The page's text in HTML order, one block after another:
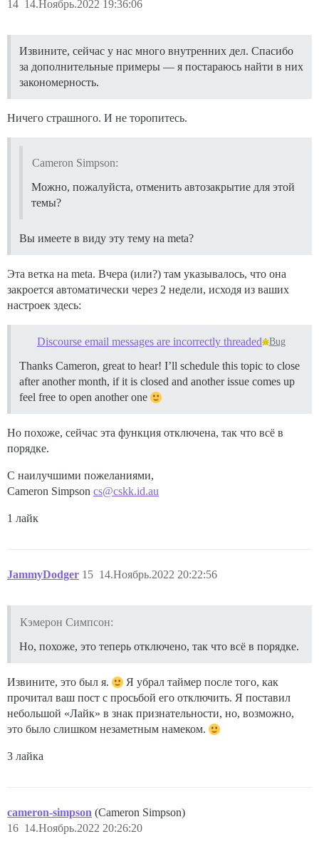
14.Ноябрь.2022 19:36:06
14
Извините, сейчас у нас много внутренних дел. Спасибо
за дополнительные примеры — я постараюсь найти в них
закономерность.
Ничего страшного. И не торопитесь.
Cameron Simpson:
Можно, пожалуйста, отменить автозакрытие для этой
темы?
Вы имеете в виду эту тему на meta?
Эта ветка на meta. Вчера (или?) там указывалось, что она
закроется автоматически через 2 недели, исходя из ваших
настроек здесь:
Discourse email messages are incorrectly threaded Bug
Thanks Cameron, great to hear! I’ll schedule this topic to close
after another month, if it is closed and another issue comes up
feel free to open another one
Но похоже, сейчас эта функция отключена, так что всё в
порядке.
С наилучшими пожеланиями,
Cameron Simpson cs@cskk.id.au
1 лайк
JammyDodger 14.Ноябрь.2022 20:22:56
15
Кэмерон Симпсон:
Но, похоже, это теперь отключено, так что всё в порядке.
Извините, это был я.
Я убрал таймер после того, как
прочитал ваш пост с просьбой его отключить. Я поставил
небольшой «Лайк» в знак признательности, но, возможно,
это было слишком незаметным намеком.
3 лайка
cameron-simpson (Cameron Simpson)
14.Ноябрь.2022 20:26:20
16